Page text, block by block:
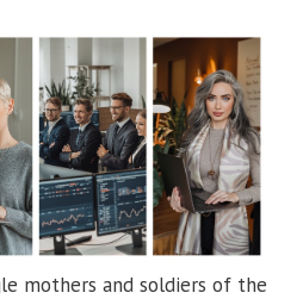
mothers and soldiers of the